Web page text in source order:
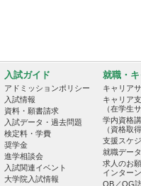
入試ガイド
アドミッションポリシー
入試情報
資料・願書請求
入試データ・過去問題
検定料・学費
奨学金
進学相談会
入試関連イベント
大学院入試情報
就職・
キャリア
キャリア
（在学生
学内資格
（資格取
支援スケ
就職データ
求人のお
インター
OB／OG